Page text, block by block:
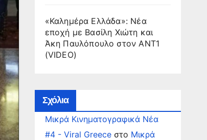
«Καλημέρα Ελλάδα»: Νέα
εποχή με Βασίλη Χιώτη και
Άκη Παυλόπουλο στον ΑΝΤ1
(VIDEO)
Σχόλια
Μικρά Κινηματογραφικά Νέα
#4 - Viral Greeceστο Μικρά